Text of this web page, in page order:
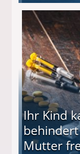
(34) in den
Ihr Kind
Mutter